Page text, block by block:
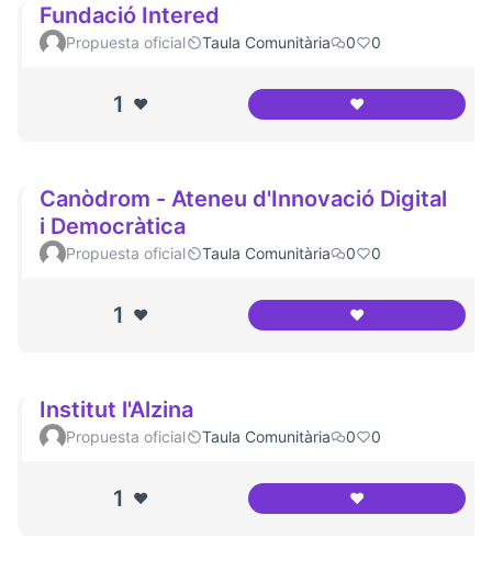
Fundació Intered
Propuesta oficial Taula Comunitària 0 0
1 ❤️ ❤️Fundació Intered
Canòdrom - Ateneu d'Innovació Digital
i Democràtica
Propuesta oficial Taula Comunitària 0 0
1 ❤️ ❤️Canòdrom -
Institut l'Alzina
Propuesta oficial Taula Comunitària 0 0
1 ❤️ ❤️Institut l'Alzina